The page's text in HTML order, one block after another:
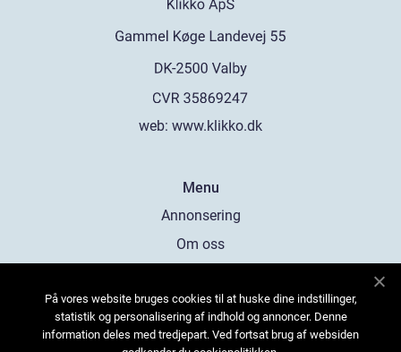
web: www.klikko.dk
Menu
Annonsering
Om oss
Kontakta oss
Sitemap
På vores website bruges cookies til at huske dine indstillinger,
statistik og personalisering af indhold og annoncer. Denne
information deles med tredjepart. Ved fortsat brug af websiden